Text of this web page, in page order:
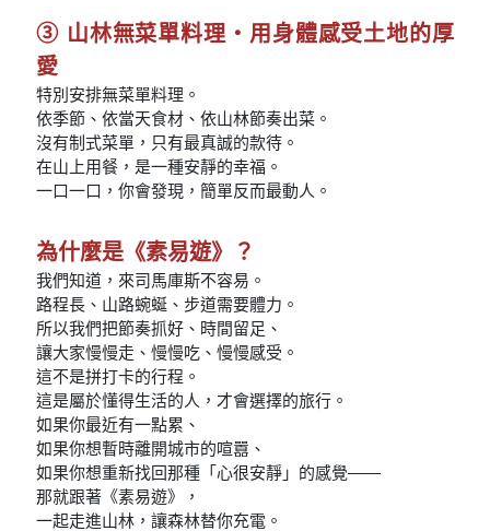
③ 山林無菜單料理・用身體感受土地的厚
愛
特別安排無菜單料理。
依季節、依當天食材、依山林節奏出菜。
沒有制式菜單，只有最真誠的款待。
在山上用餐，是一種安靜的幸福。
一口一口，你會發現，簡單反而最動人。
為什麼是《素易遊》？
我們知道，來司馬庫斯不容易。
路程長、山路蜿蜒、步道需要體力。
所以我們把節奏抓好、時間留足、
讓大家慢慢走、慢慢吃、慢慢感受。
這不是拼打卡的行程。
這是屬於懂得生活的人，才會選擇的旅行。
如果你最近有一點累、
如果你想暫時離開城市的喧囂、
如果你想重新找回那種「心很安靜」的感覺——
那就跟著《素易遊》，
一起走進山林，讓森林替你充電。